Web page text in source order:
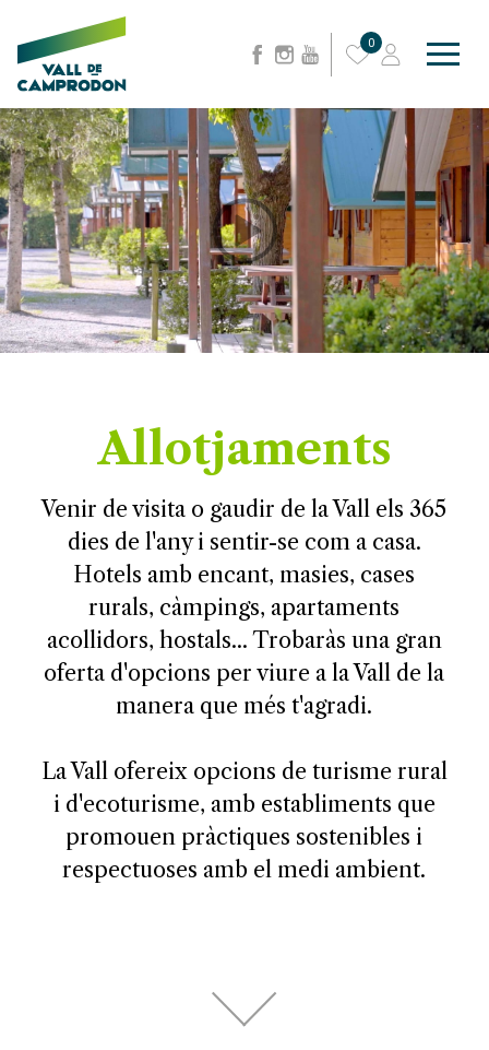
0
Allotjaments
Venir de visita o gaudir de la Vall els 365
dies de l'any i sentir-se com a casa.
Hotels amb encant, masies, cases
rurals, càmpings, apartaments
acollidors, hostals... Trobaràs una gran
oferta d'opcions per viure a la Vall de la
manera que més t'agradi.
La Vall ofereix opcions de turisme rural
i d'ecoturisme, amb establiments que
promouen pràctiques sostenibles i
respectuoses amb el medi ambient.